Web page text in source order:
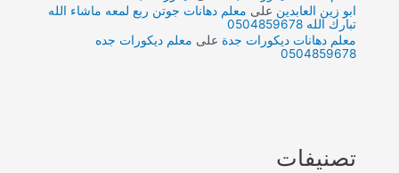
ابو زين العابدين على معلم دهانات جوتن ربع لمعه ماشاء الله
تبارك الله 0504859678
معلم دهانات ديكورات جدة على معلم ديكورات جده
0504859678
تصنيفات